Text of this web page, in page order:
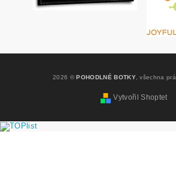
2026 ©POHODLNÉ BOTKY, všechna
Vytvořil Shoptet